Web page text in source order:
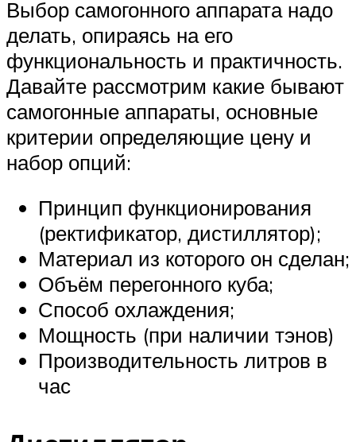
Выбор самогонного аппарата надо
делать, опираясь на его
функциональность и практичность.
Давайте рассмотрим какие бывают
самогонные аппараты, основные
критерии определяющие цену и
набор опций:
Принцип функционирования
(ректификатор, дистиллятор);
Материал из которого он сделан;
Объём перегонного куба;
Способ охлаждения;
Мощность (при наличии тэнов)
Производительность литров в
час